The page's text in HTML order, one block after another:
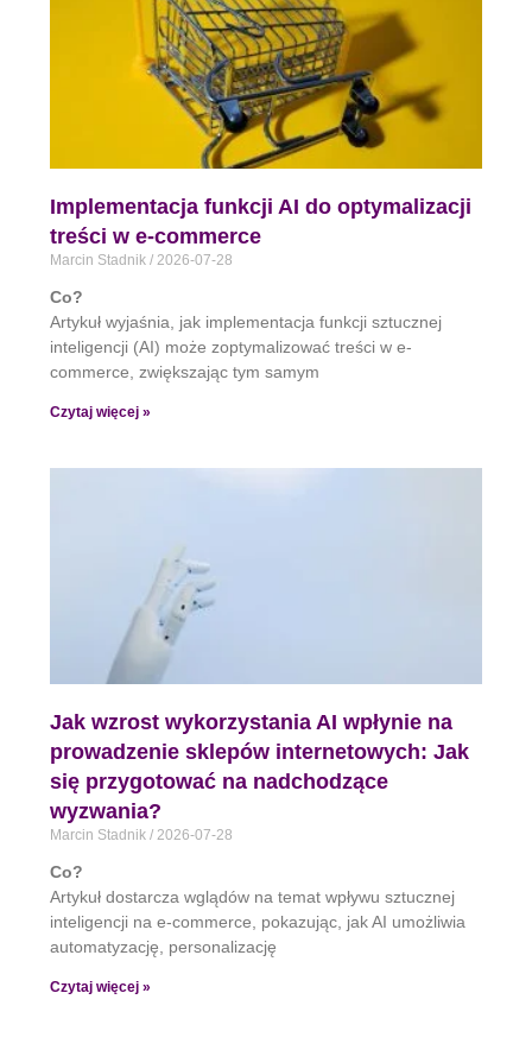
Implementacja funkcji AI do optymalizacji
treści w e-commerce
Marcin Stadnik 2026-07-28
Co?
Artykuł wyjaśnia, jak implementacja funkcji sztucznej
inteligencji (AI) może zoptymalizować treści w e-
commerce, zwiększając tym samym
Czytaj więcej »
Jak wzrost wykorzystania AI wpłynie na
prowadzenie sklepów internetowych: Jak
się przygotować na nadchodzące
wyzwania?
Marcin Stadnik 2026-07-28
Co?
Artykuł dostarcza wglądów na temat wpływu sztucznej
inteligencji na e-commerce, pokazując, jak AI umożliwia
automatyzację, personalizację
Czytaj więcej »